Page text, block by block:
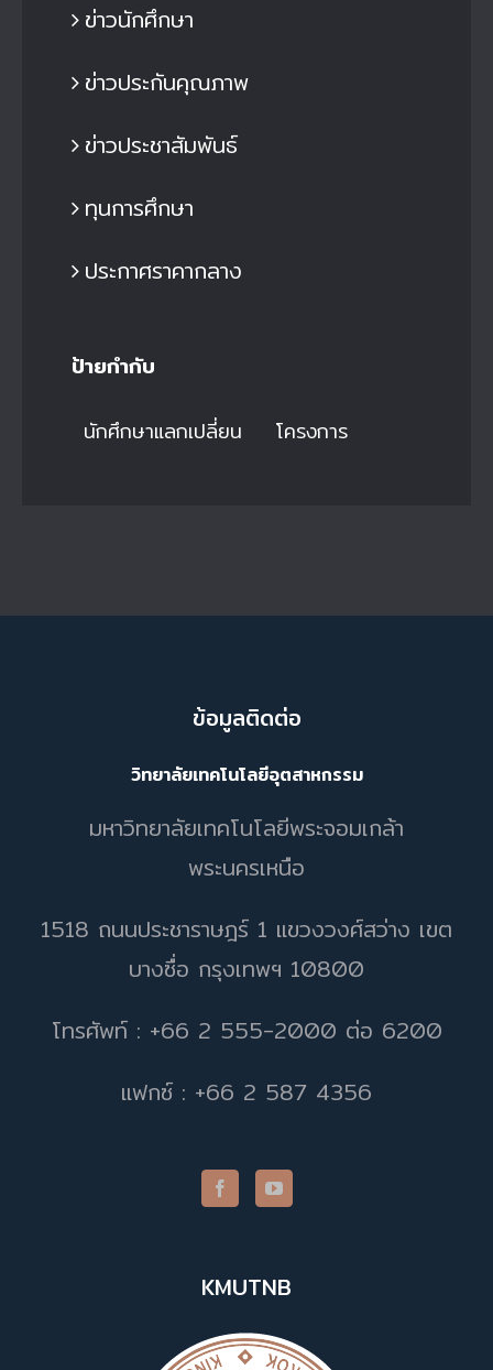
ข่าวนักศึกษา
ข่าวประกันคุณภาพ
ข่าวประชาสัมพันธ์
ทุนการศึกษา
ประกาศราคากลาง
ป้ายกำกับ
นักศึกษาแลกเปลี่ยน โครงการ
ข้อมูลติดต่อ
วิทยาลัยเทคโนโลยีอุตสาหกรรม
มหาวิทยาลัยเทคโนโลยีพระจอมเกล้า
พระนครเหนือ
1518 ถนนประชาราษฎร์ 1 แขวงวงศ์สว่าง เขต
บางซื่อ กรุงเทพฯ 10800
โทรศัพท์ : +66 2 555-2000 ต่อ 6200
แฟกซ์ : +66 2 587 4356
KMUTNB